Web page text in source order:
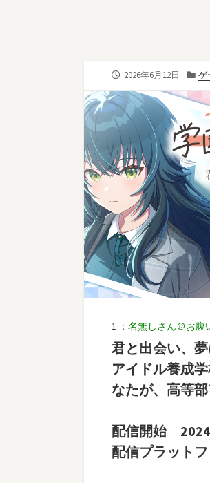
公
日
2026年6月12日
カ
ゴ
リ
ー
ゲ
1 ： 名無しさん＠お腹
君と出会い、
アイドル養成
なたが、高等
配信開始
配信プラット